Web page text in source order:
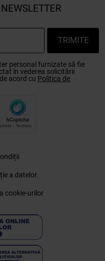
TRIMITE
personal furnizate să fie
în vederea solicitării
acord cu Politica de
a datelor
cookie-urilor